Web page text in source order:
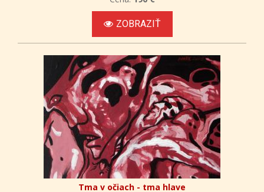
ZOBRAZIŤ
Tma v očiach - tma hlave